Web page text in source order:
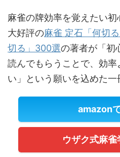
麻雀の牌効率を覚えたい
大好評の麻雀 定石「何切
切る」300選の著者が「初
読んでもらうことで、効
い」という願いを込めた一
amazon
ウザク式麻雀